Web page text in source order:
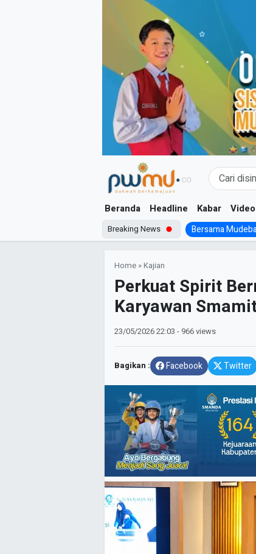
Beranda Headline Kabar Video
Breaking News Bersama
Home »Kajian
Perkuat Spirit
Karyawan
23/05/202622:03 - 966 views
Bagikan : Facebook Twitter